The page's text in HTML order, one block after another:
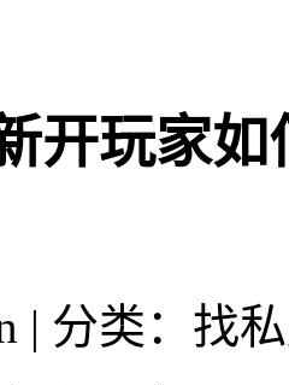
开玩家
| 分类：找